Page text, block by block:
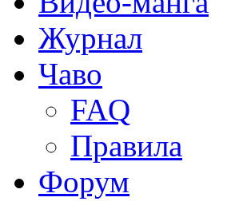
Журнал
Чаво
FAQ
Правила
Форум